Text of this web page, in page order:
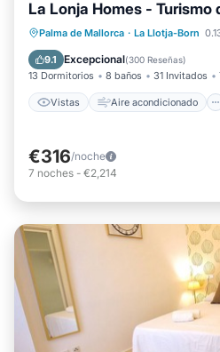
La Lonja Homes - Turismo
Palma de Mallorca · La Llotja-Born
9.1 Excepcional(300 Reseñas)
13 Dormitorios 8 baños 31 Invitados
Vistas Aire acondicionado
Vistas Aire
Se admiten mascotas
€316/noche
7 noches - €2,214